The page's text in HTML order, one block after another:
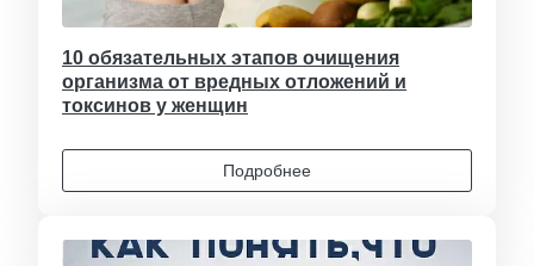
10 обязательных этапов очищения
организма от вредных отложений и
токсинов у женщин
Подробнее